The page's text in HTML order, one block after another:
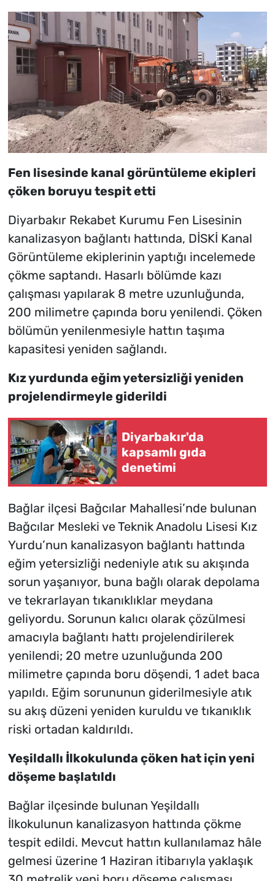
Fen lisesinde kanal görüntüleme ekipleri
çöken boruyu tespit etti
Diyarbakır Rekabet Kurumu Fen Lisesinin
kanalizasyon bağlantı hattında, DİSKİ Kanal
Görüntüleme ekiplerinin yaptığı incelemede
çökme saptandı. Hasarlı bölümde kazı
çalışması yapılarak 8 metre uzunluğunda,
200 milimetre çapında boru yenilendi. Çöken
bölümün yenilenmesiyle hattın taşıma
kapasitesi yeniden sağlandı.
Kız yurdunda eğim yetersizliği yeniden
projelendirmeyle giderildi
Diyarbakır'da
kapsamlı gıda
denetimi
Bağlar ilçesi Bağcılar Mahallesi’nde bulunan
Bağcılar Mesleki ve Teknik Anadolu Lisesi Kız
Yurdu’nun kanalizasyon bağlantı hattında
eğim yetersizliği nedeniyle atık su akışında
sorun yaşanıyor, buna bağlı olarak depolama
ve tekrarlayan tıkanıklıklar meydana
geliyordu. Sorunun kalıcı olarak çözülmesi
amacıyla bağlantı hattı projelendirilerek
yenilendi; 20 metre uzunluğunda 200
milimetre çapında boru döşendi, 1 adet baca
yapıldı. Eğim sorununun giderilmesiyle atık
su akış düzeni yeniden kuruldu ve tıkanıklık
riski ortadan kaldırıldı.
Yeşildallı İlkokulunda çöken hat için yeni
döşeme başlatıldı
Bağlar ilçesinde bulunan Yeşildallı
İlkokulunun kanalizasyon hattında çökme
tespit edildi. Mevcut hattın kullanılamaz hâle
gelmesi üzerine 1 Haziran itibarıyla yaklaşık